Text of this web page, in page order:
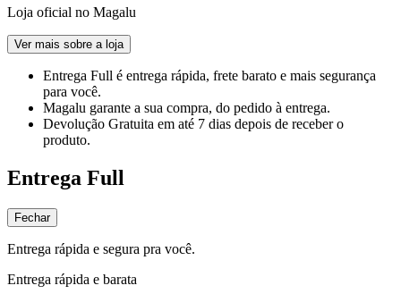
Loja oficial no Magalu
Ver mais sobre a loja
Entrega Full é entrega rápida, frete barato e mais segurança
para você.
Magalu garante a sua compra, do pedido à entrega.
Devolução Gratuita em até 7 dias depois de receber o
produto.
Entrega Full
Fechar
Entrega rápida e segura pra você.
Entrega rápida e barata